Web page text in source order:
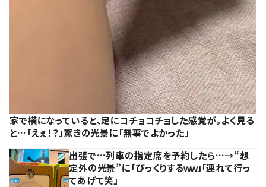
家で横になっていると、足にコチョコチョした感覚が。よく見る
と…「えぇ！？」驚きの光景に「無事でよかった」
出張で…列車の指定席を予約したら…→“想
定外の光景”に「びっくりするｗｗ」「連れて行っ
てあげて笑」